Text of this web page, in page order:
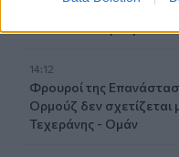
ΟΦΗ: Φουλάρει για
14:12
Φρουροί της
Ορμούζ δεν σχετίζεται
Τεχεράνης - Ομάν